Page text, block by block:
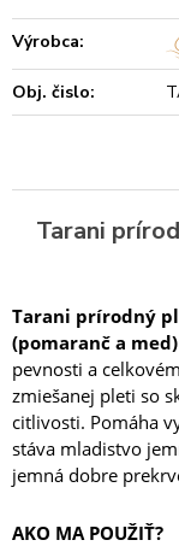
Výrobca:
Obj. čislo:
Tarani
Tarani prírodný
(pomaranč a med)
pevnosti a
zmiešanej pleti so
citlivosti. Pomáha
stáva mladistvo
jemná dobre
AKO MA POUŽIŤ?